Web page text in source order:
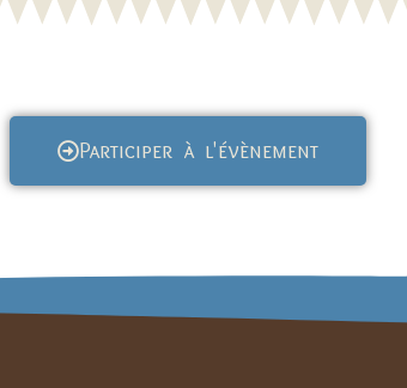
Participer à l'évènement